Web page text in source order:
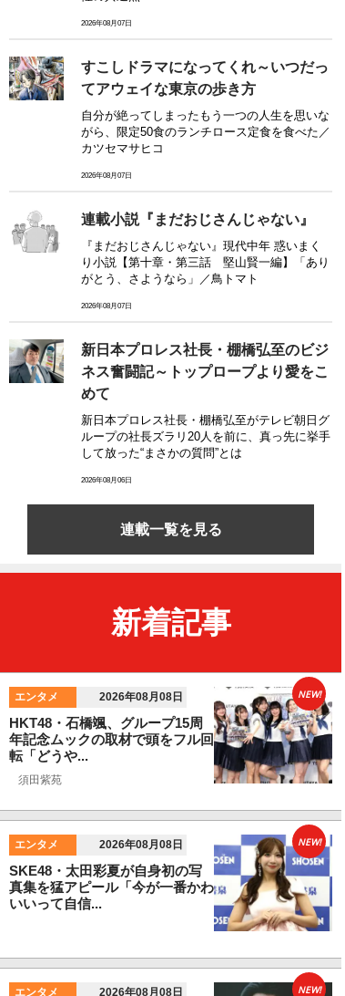
2026年08月07日
すこしドラマになってくれ～いつだっ
てアウェイな東京の歩き方
自分が絶ってしまったもう一つの人生を思いな
がら、限定50食のランチロース定食を食べた／
カツセマサヒコ
2026年08月07日
連載小説『まだおじさんじゃない』
『まだおじさんじゃない』現代中年 惑いまく
り小説【第十章・第三話 堅山賢一編】「あり
がとう、さようなら」／鳥トマト
2026年08月07日
新日本プロレス社長・棚橋弘至のビジ
ネス奮闘記～トップロープより愛をこ
めて
新日本プロレス社長・棚橋弘至がテレビ朝日グ
ループの社長ズラリ20人を前に、真っ先に挙手
して放った“まさかの質問”とは
2026年08月06日
連載一覧を見る
新着記事
エンタメ 2026年08月08日
HKT48・石橋颯、グループ15周
年記念ムックの取材で頭をフル回
転「どうや...
須田紫苑
NEW!
エンタメ 2026年08月08日
SKE48・太田彩夏が自身初の写
真集を猛アピール「今が一番かわ
いいって自信...
NEW!
エンタメ 2026年08月08日 NEW!